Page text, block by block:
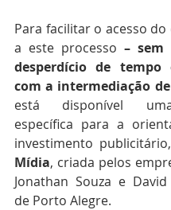
Para facilitar o acesso
a este processo – sem
desperdício de tempo
com a intermediação
está disponível
específica para a
investimento
Mídia, criada pelos
Jonathan Souza e
de Porto Alegre.